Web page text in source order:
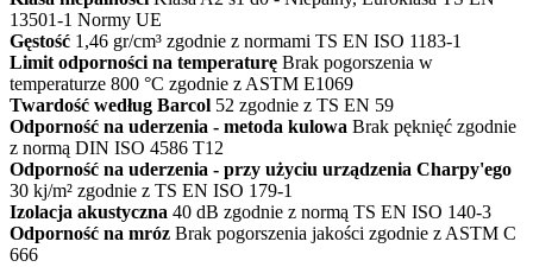
13501-1 Normy UE
Gęstość 1,46 gr/cm³ zgodnie z normami TS EN ISO 1183-1
Limit odporności na temperaturę Brak pogorszenia w
temperaturze 800 °C zgodnie z ASTM E1069
Twardość według Barcol 52 zgodnie z TS EN 59
Odporność na uderzenia - metoda kulowa Brak pęknięć zgodnie
z normą DIN ISO 4586 T12
Odporność na uderzenia - przy użyciu urządzenia Charpy'ego
30 kj/m² zgodnie z TS EN ISO 179-1
Izolacja akustyczna 40 dB zgodnie z normą TS EN ISO 140-3
Odporność na mróz Brak pogorszenia jakości zgodnie z ASTM C
666